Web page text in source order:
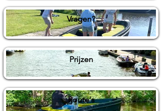
Vragen?
Prijzen
Route's